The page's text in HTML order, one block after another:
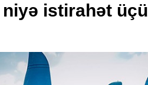
istirahət